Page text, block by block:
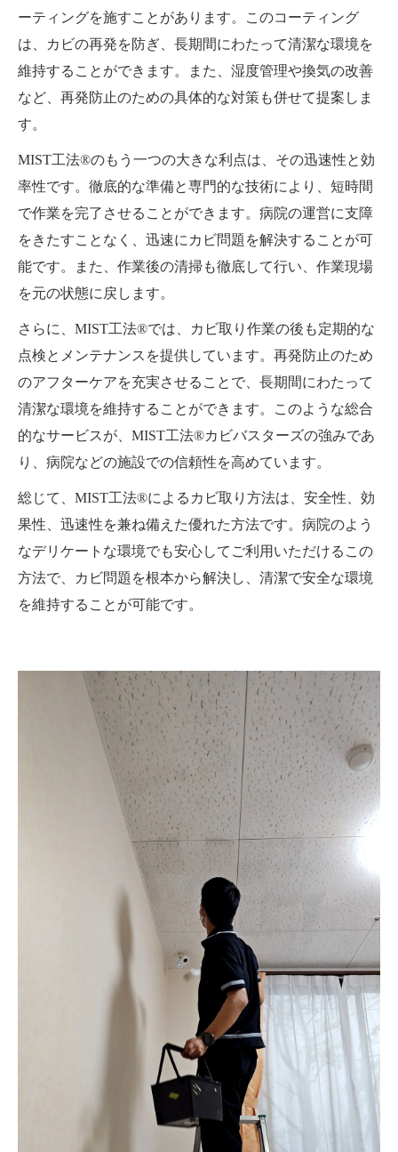
ーティングを施すことがあります。このコーティング
は、カビの再発を防ぎ、長期間にわたって清潔な環境を
維持することができます。また、湿度管理や換気の改善
など、再発防止のための具体的な対策も併せて提案しま
す。
MIST工法®のもう一つの大きな利点は、その迅速性と効
率性です。徹底的な準備と専門的な技術により、短時間
で作業を完了させることができます。病院の運営に支障
をきたすことなく、迅速にカビ問題を解決することが可
能です。また、作業後の清掃も徹底して行い、作業現場
を元の状態に戻します。
さらに、MIST工法®では、カビ取り作業の後も定期的な
点検とメンテナンスを提供しています。再発防止のため
のアフターケアを充実させることで、長期間にわたって
清潔な環境を維持することができます。このような総合
的なサービスが、MIST工法®カビバスターズの強みであ
り、病院などの施設での信頼性を高めています。
総じて、MIST工法®によるカビ取り方法は、安全性、効
果性、迅速性を兼ね備えた優れた方法です。病院のよう
なデリケートな環境でも安心してご利用いただけるこの
方法で、カビ問題を根本から解決し、清潔で安全な環境
を維持することが可能です。